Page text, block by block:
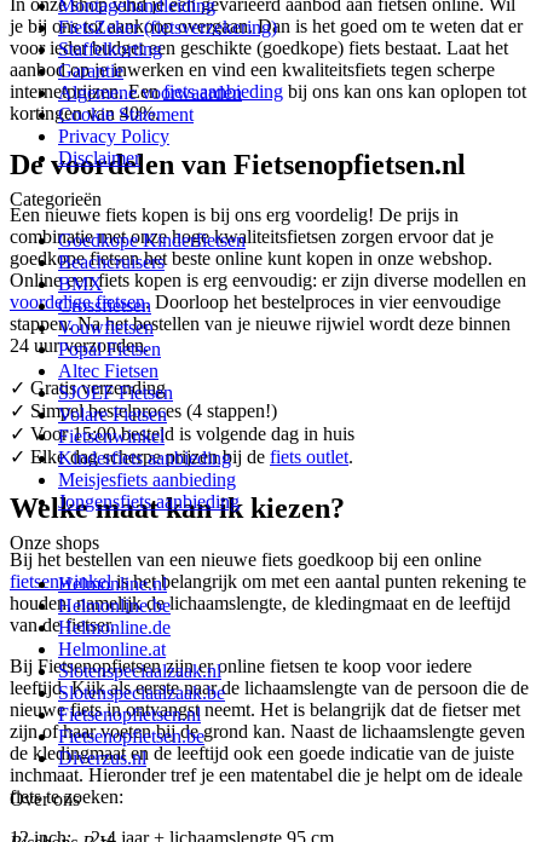
je bij ons tot aankoop overgaan. Dan is het goed om te weten dat er
voor ieder budget een geschikte (goedkope) fiets bestaat. Laat het
aanbod op je inwerken en vind een kwaliteitsfiets tegen scherpe
internetprijzen. Eenfiets aanbieding bij ons kan ons kan oplopen tot
kortingen van 40%.
De voordelen van Fietsenopfietsen.nl
Een nieuwe fiets kopen is bij ons erg voordelig! De prijs in
combinatie met onze hoge kwaliteitsfietsen zorgen ervoor dat je
goedkope fietsen het beste online kunt kopen in onze webshop.
Online een fiets kopen is erg eenvoudig: er zijn diverse modellen en
voordelige fietsen. Doorloop het bestelproces in vier eenvoudige
stappen. Na het bestellen van je nieuwe rijwiel wordt deze binnen
24 uur verzonden.
✓ Gratis verzending
✓ Simpel bestelproces (4 stappen!)
✓ Voor 15:00 besteld is volgende dag in huis
✓ Elke dag scherpe prijzen bij de fiets outlet.
Welke maat kan ik kiezen?
Bij het bestellen van een nieuwe fiets goedkoop bij een online
fietsenwinkelis het belangrijk om met een aantal punten rekening te
houden, namelijk de lichaamslengte, de kledingmaat en de leeftijd
van de fietser.
Bij Fietsenopfietsen zijn er online fietsen te koop voor iedere
leeftijd. Kijk als eerste naar de lichaamslengte van de persoon die de
nieuwe fiets in ontvangst neemt. Het is belangrijk dat de fietser met
zijn of haar voeten bij de grond kan. Naast de lichaamslengte geven
de kledingmaat en de leeftijd ook een goede indicatie van de juiste
inchmaat. Hieronder tref je een matentabel die je helpt om de ideale
fiets te zoeken:
Montagehandleiding
FietsZeker (fietsverzekering)
Staffelkorting
Garantie
Algemene voorwaarden
Cookie Statement
Privacy Policy
Disclaimer
Categorieën
Goedkope Kinderfietsen
Beachcruisers
BMX
Crossfietsen
Vouwfietsen
Popal Fietsen
Altec Fietsen
SJOEF Fietsen
Volare Fietsen
Fietsenwinkel
Kinderfiets aanbieding
Meisjesfiets aanbieding
Jongensfiets aanbieding
Onze shops
Helmonline.nl
Helmonline.be
Helmonline.de
Helmonline.at
Slotenspeciaalzaak.nl
Slotenspeciaalzaak.be
Fietsenopfietsen.nl
Fietsenopfietsen.be
Diverzus.nl
Over ons